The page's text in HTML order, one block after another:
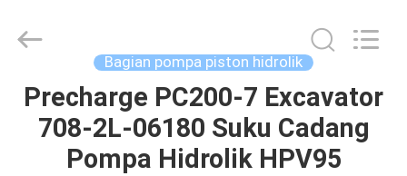
RUMAH
PRODUK
Power
Co.,Ltd.
Reserved.
Bagian pompa piston hidrolik
Precharge PC200-7 Excavator
708-2L-06180 Suku Cadang
Pompa Hidrolik HPV95